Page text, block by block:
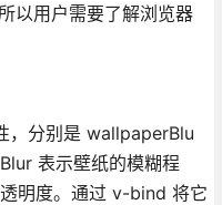
以用户需要了解浏览器
，分别是 wallpaperBlu
表示壁纸的模糊程
明度。通过 v-bind 将它